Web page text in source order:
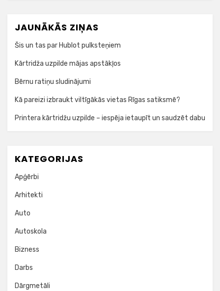
JAUNĀKĀS ZIŅAS
Šis un tas par Hublot pulksteņiem
Kārtridža uzpilde mājas apstākļos
Bērnu ratiņu sludinājumi
Kā pareizi izbraukt viltīgākās vietas Rīgas satiksmē?
Printera kārtridžu uzpilde – iespēja ietaupīt un saudzēt dabu
KATEGORIJAS
Apģērbi
Arhitekti
Auto
Autoskola
Bizness
Darbs
Dārgmetāli